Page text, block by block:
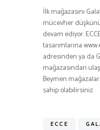
İlk mağazasını
mücevher
devam ediyor.
tasarımlarına
adresinden ya da
mağazasından
Beymen
sahip olabilirsiniz.
ECCE